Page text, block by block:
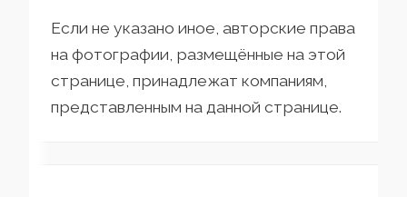
Если не указано иное, авторские права
на фотографии, размещённые на этой
странице, принадлежат компаниям,
представленным на данной странице.